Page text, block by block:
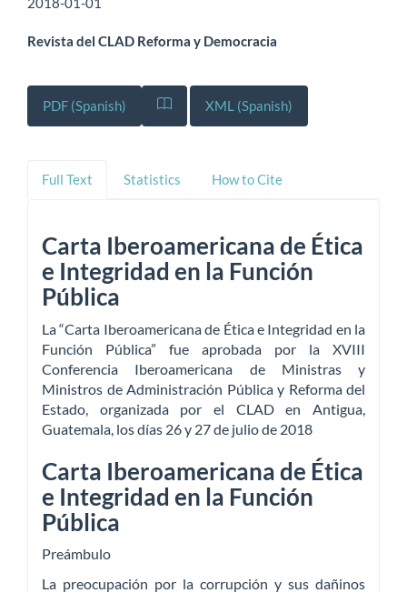
Revista del CLAD Reforma y Democracia
PDF (Spanish) XML (Spanish)
Full Text Statistics How to Cite
Carta Iberoamericana de Ética
e Integridad en la Función
Pública
La “Carta Iberoamericana de Ética e Integridad en la
Función Pública” fue aprobada por la XVIII
Conferencia Iberoamericana de Ministras y
Ministros de Administración Pública y Reforma del
Estado, organizada por el CLAD en Antigua,
Guatemala, los días 26 y 27 de julio de 2018
Carta Iberoamericana de Ética
e Integridad en la Función
Pública
Preámbulo
La preocupación por la corrupción y sus dañinos